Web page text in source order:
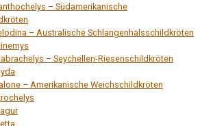
– Südamerikanische
– Australische Schlangenhalsschildkröten
– Seychellen-Riesenschildkröten
– Amerikanische Weichschildkröten